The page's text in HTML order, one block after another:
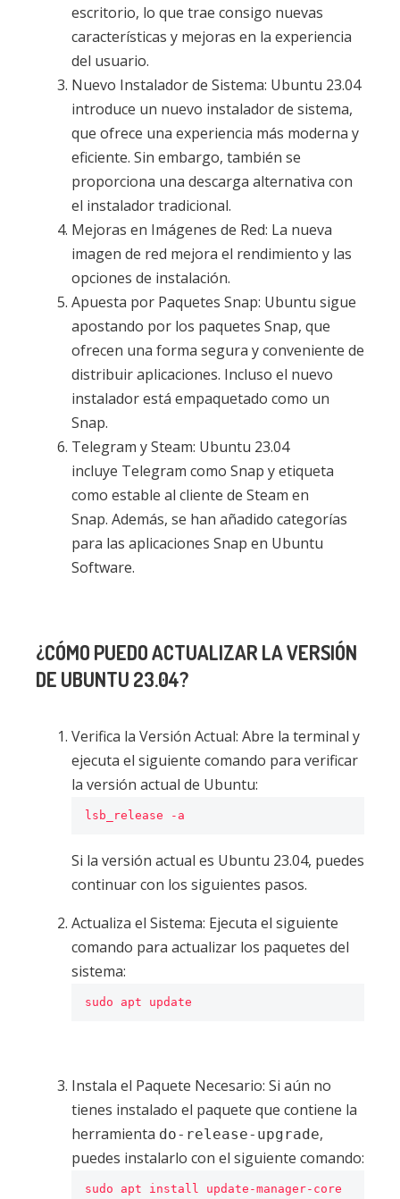
escritorio, lo que trae consigo nuevas
características y mejoras en la experiencia
del usuario.
Nuevo Instalador de Sistema: Ubuntu 23.04
introduce un nuevo instalador de sistema,
que ofrece una experiencia más moderna y
eficiente. Sin embargo, también se
proporciona una descarga alternativa con
el instalador tradicional.
Mejoras en Imágenes de Red: La nueva
imagen de red mejora el rendimiento y las
opciones de instalación.
Apuesta por Paquetes Snap: Ubuntu sigue
apostando por los paquetes Snap, que
ofrecen una forma segura y conveniente de
distribuir aplicaciones. Incluso el nuevo
instalador está empaquetado como un
Snap.
Telegram y Steam: Ubuntu 23.04
incluye Telegram como Snap y etiqueta
como estable al cliente de Steam en
Snap. Además, se han añadido categorías
para las aplicaciones Snap en Ubuntu
Software.
¿CÓMO PUEDO ACTUALIZAR LA VERSIÓN
DE UBUNTU 23.04?
Verifica la Versión Actual: Abre la terminal y
ejecuta el siguiente comando para verificar
la versión actual de Ubuntu:
Si la versión actual es Ubuntu 23.04, puedes
continuar con los siguientes pasos.
Actualiza el Sistema: Ejecuta el siguiente
comando para actualizar los paquetes del
sistema:
Instala el Paquete Necesario: Si aún no
tienes instalado el paquete que contiene la
herramienta do-release-upgrade,
puedes instalarlo con el siguiente comando: